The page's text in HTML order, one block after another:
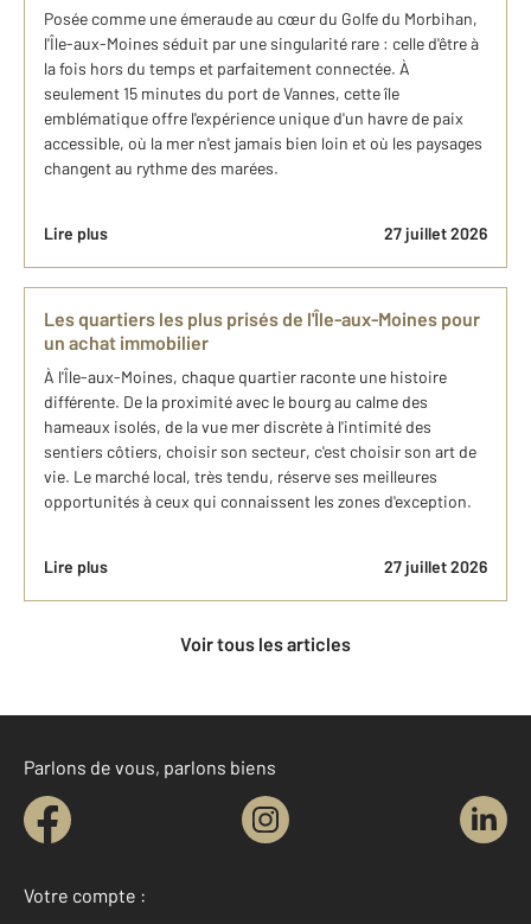
Posée comme une émeraude au cœur du Golfe du Morbihan,
l'Île-aux-Moines séduit par une singularité rare : celle d'être à
la fois hors du temps et parfaitement connectée. À
seulement 15 minutes du port de Vannes, cette île
emblématique offre l'expérience unique d'un havre de paix
accessible, où la mer n'est jamais bien loin et où les paysages
changent au rythme des marées.
Lire plus 27 juillet 2026
Les quartiers les plus prisés de l'Île-aux-Moines pour
un achat immobilier
À l'Île-aux-Moines, chaque quartier raconte une histoire
différente. De la proximité avec le bourg au calme des
hameaux isolés, de la vue mer discrète à l'intimité des
sentiers côtiers, choisir son secteur, c'est choisir son art de
vie. Le marché local, très tendu, réserve ses meilleures
opportunités à ceux qui connaissent les zones d'exception.
Lire plus 27 juillet 2026
Voir tous les articles
Parlons de vous, parlons biens
Votre compte :